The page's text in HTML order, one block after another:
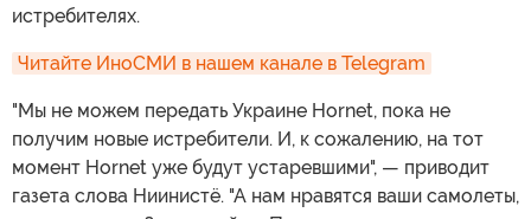
истребителях.
Читайте ИноСМИ в нашем канале в Telegram
"Мы не можем передать Украине Hornet, пока не
получим новые истребители. И, к сожалению, на тот
момент Hornet уже будут устаревшими", — приводит
газета слова Ниинистё. "А нам нравятся ваши самолеты,